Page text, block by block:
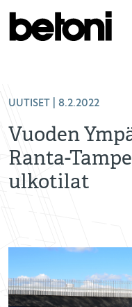
UUTISET | 8.2.2022
Vuoden
Ranta-
ulkotilat